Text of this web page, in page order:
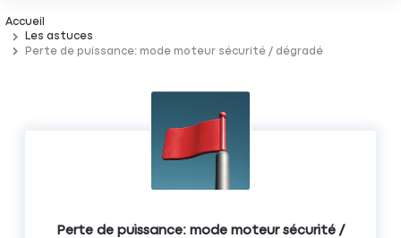
Accueil
Les astuces
Perte de puissance: mode moteur sécurité / dégradé
Perte de puissance: mode moteur sécurité /